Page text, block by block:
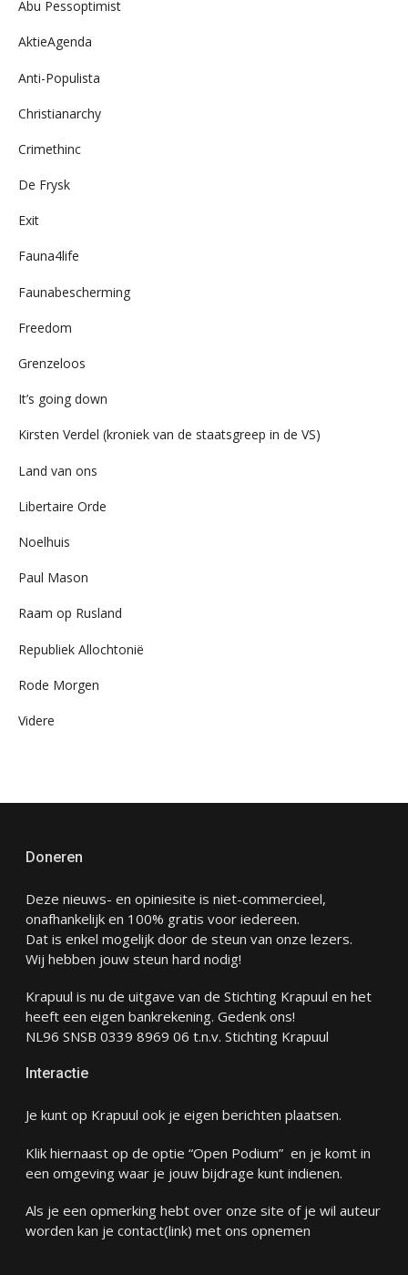
Abu Pessoptimist
AktieAgenda
Anti-Populista
Christianarchy
Crimethinc
De Frysk
Exit
Fauna4life
Faunabescherming
Freedom
Grenzeloos
It’s going down
Kirsten Verdel (kroniek van de staatsgreep in de VS)
Land van ons
Libertaire Orde
Noelhuis
Paul Mason
Raam op Rusland
Republiek Allochtonië
Rode Morgen
Videre
Doneren
Deze nieuws- en opiniesite is niet-commercieel,
onafhankelijk en 100% gratis voor iedereen.
Dat is enkel mogelijk door de steun van onze lezers.
Wij hebben jouw steun hard nodig!
Krapuul is nu de uitgave van de Stichting Krapuul en het
heeft een eigen bankrekening. Gedenk ons!
NL96 SNSB 0339 8969 06 t.n.v. Stichting Krapuul
Interactie
Je kunt op Krapuul ook je eigen berichten plaatsen.
Klik hiernaast op de optie “Open Podium” en je komt in
een omgeving waar je jouw bijdrage kunt indienen.
Als je een opmerking hebt over onze site of je wil auteur
worden kan je contact(link) met ons opnemen